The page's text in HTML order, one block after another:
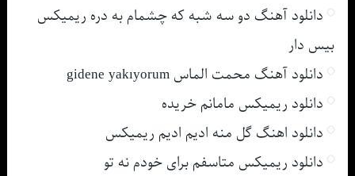
دانلود آهنگ دو سه شبه که چشمام به دره ریمیکس
بیس دار
دانلود آهنگ محمت الماس gidene yakıyorum
دانلود ریمیکس مامانم خریده
دانلود اهنگ گل منه ادیم ادیم ریمیکس
دانلود ریمیکس متاسفم برای خودم نه تو